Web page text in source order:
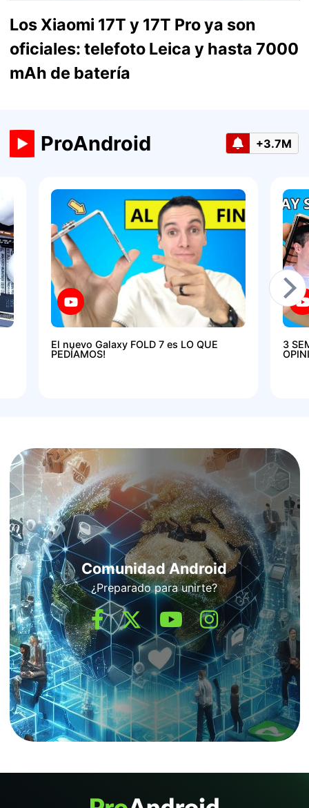
Los Xiaomi 17T y 17T Pro ya son
oficiales: telefoto Leica y hasta 7000
mAh de batería
ProAndroid +3.7M
El nuevo Galaxy FOLD 7 es LO QUE
PEDÍAMOS!
3
Comunidad Android
¿Preparado para unirte?